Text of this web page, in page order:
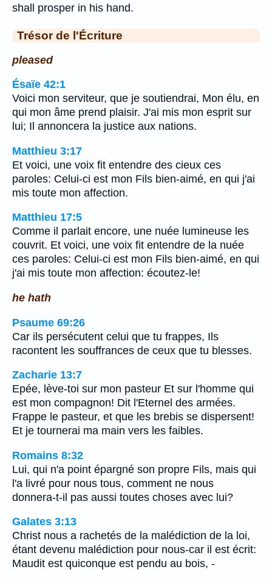
shall prosper in his hand.
Trésor de l'Écriture
pleased
Ésaïe 42:1
Voici mon serviteur, que je soutiendrai, Mon élu, en
qui mon âme prend plaisir. J'ai mis mon esprit sur
lui; Il annoncera la justice aux nations.
Matthieu 3:17
Et voici, une voix fit entendre des cieux ces
paroles: Celui-ci est mon Fils bien-aimé, en qui j'ai
mis toute mon affection.
Matthieu 17:5
Comme il parlait encore, une nuée lumineuse les
couvrit. Et voici, une voix fit entendre de la nuée
ces paroles: Celui-ci est mon Fils bien-aimé, en qui
j'ai mis toute mon affection: écoutez-le!
he hath
Psaume 69:26
Car ils persécutent celui que tu frappes, Ils
racontent les souffrances de ceux que tu blesses.
Zacharie 13:7
Epée, lève-toi sur mon pasteur Et sur l'homme qui
est mon compagnon! Dit l'Eternel des armées.
Frappe le pasteur, et que les brebis se dispersent!
Et je tournerai ma main vers les faibles.
Romains 8:32
Lui, qui n'a point épargné son propre Fils, mais qui
l'a livré pour nous tous, comment ne nous
donnera-t-il pas aussi toutes choses avec lui?
Galates 3:13
Christ nous a rachetés de la malédiction de la loi,
étant devenu malédiction pour nous-car il est écrit:
Maudit est quiconque est pendu au bois, -